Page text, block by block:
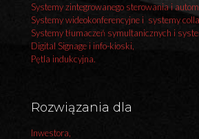
Systemy zintegrowanego sterowania i
Systemy wideokonferencyjne i systemy
Systemy tłumaczeń symultanicznych i
Digital Signage i info-kioski,
Pętla indukcyjna.
Rozwiązania dla
Inwestora,